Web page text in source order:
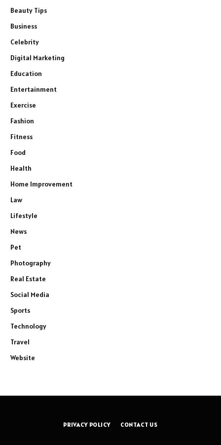
Beauty Tips
Business
Celebrity
Digital Marketing
Education
Entertainment
Exercise
Fashion
Fitness
Food
Health
Home Improvement
Law
Lifestyle
News
Pet
Photography
Real Estate
Social Media
Sports
Technology
Travel
Website
PRIVACY POLICY CONTACT US